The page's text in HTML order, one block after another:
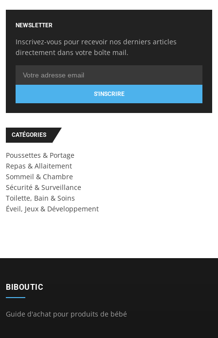
NEWSLETTER
Inscrivez-vous pour recevoir nos derniers articles
directement dans votre boîte mail.
S'INSCRIRE
CATÉGORIES
Poussettes & Portage
Repas & Allaitement
Sommeil & Chambre
Sécurité & Surveillance
Toilette, Bain & Soins
Éveil, Jeux & Développement
BIBOUTIC
Guide d'achat pour produits de bébé